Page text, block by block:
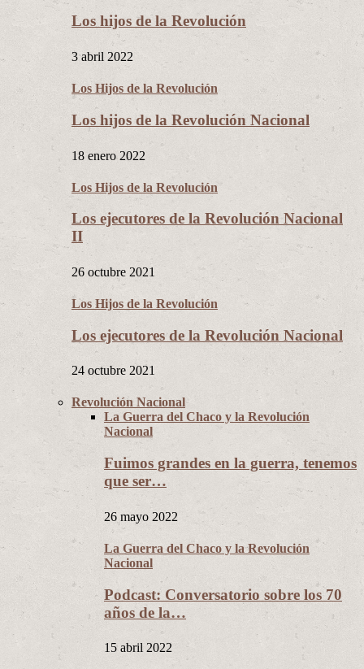
Los hijos de la Revolución
3 abril 2022
Los Hijos de la Revolución
Los hijos de la Revolución Nacional
18 enero 2022
Los Hijos de la Revolución
Los ejecutores de la Revolución Nacional
II
26 octubre 2021
Los Hijos de la Revolución
Los ejecutores de la Revolución Nacional
24 octubre 2021
Revolución Nacional
La Guerra del Chaco y la Revolución
Nacional
Fuimos grandes en la guerra, tenemos
que ser…
26 mayo 2022
La Guerra del Chaco y la Revolución
Nacional
Podcast: Conversatorio sobre los 70
años de la…
15 abril 2022